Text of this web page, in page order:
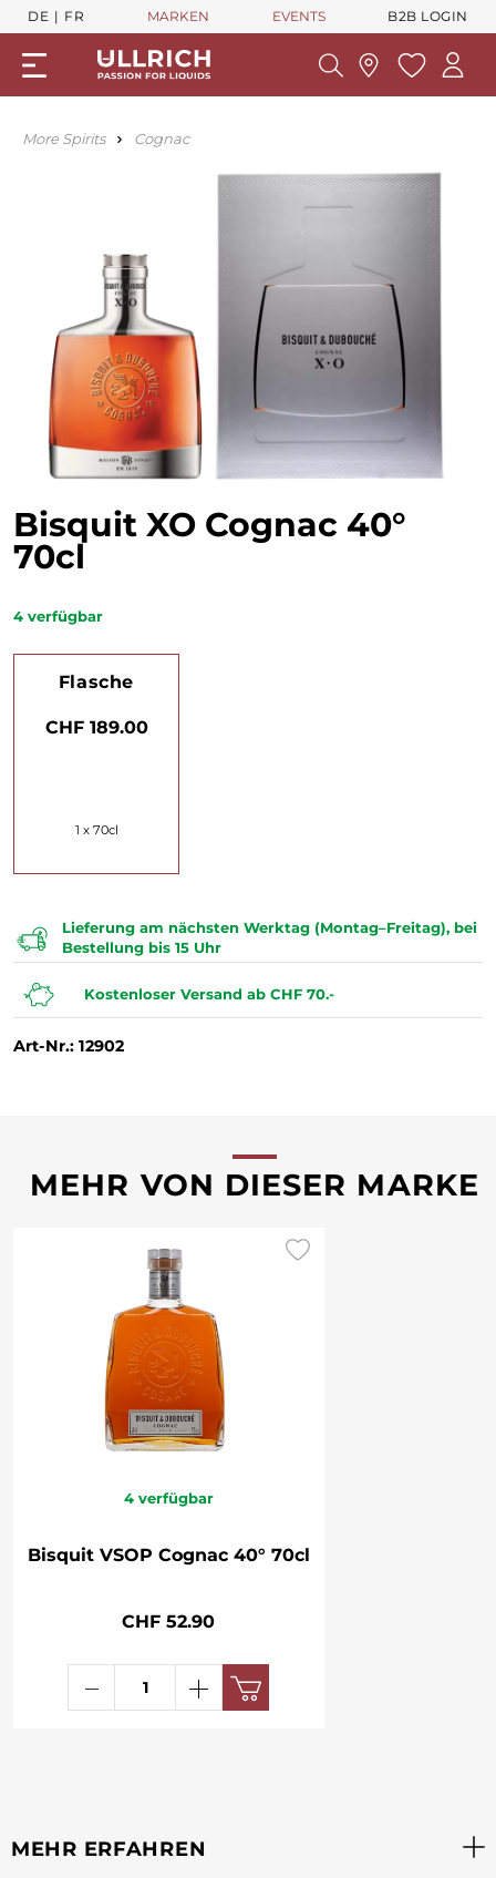
DE FR MARKEN EVENTS B2B LOGIN
More Spirits Cognac
Bisquit XO Cognac 40°
70cl
4 verfügbar
Flasche
CHF 189.00
1 x 70cl
Lieferung am nächsten Werktag (Montag–Freitag), bei
Bestellung bis 15 Uhr
Kostenloser Versand ab CHF 70.-
Art-Nr.: 12902
MEHR VON DIESER MARKE
4 verfügbar
Bisquit VSOP Cognac 40° 70cl
CHF 52.90
MEHR ERFAHREN